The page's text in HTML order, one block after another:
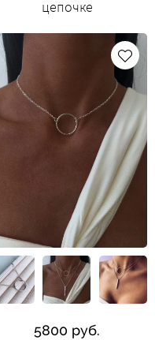
цепочке
5800 руб.